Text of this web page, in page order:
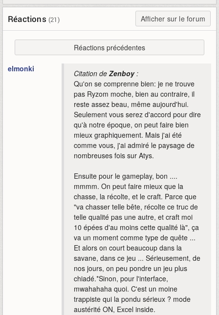
Réactions (21) Afficher sur le forum
Réactions précédentes
elmonki Citation de Zenboy:
Qu'on se comprenne bien: je ne trouve
pas Ryzom moche, bien au contraire, il
reste assez beau, même aujourd'hui.
Seulement vous serez d'accord pour dire
qu'à notre époque, on peut faire bien
mieux graphiquement. Mais j'ai été
comme vous, j'ai admiré le paysage de
nombreuses fois sur Atys.
Ensuite pour le gameplay, bon ....
mmmm. On peut faire mieux que la
chasse, la récolte, et le craft. Parce que
"va chasser telle bête, récolte ce truc de
telle qualité pas une autre, et craft moi
10 épées d'au moins cette qualité là", ça
va un moment comme type de quête ...
Et alors on court beaucoup dans la
savane, dans ce jeu ... Sérieusement, de
nos jours, on peu pondre un jeu plus
chiadé.*Sinon, pour l'interface,
mwahahaha quoi. C'est un moine
trappiste qui la pondu sérieux ? mode
austérité ON, Excel inside.